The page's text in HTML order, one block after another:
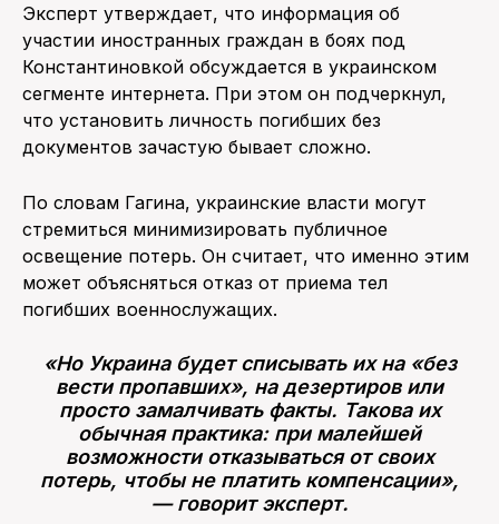
Эксперт утверждает, что информация об
участии иностранных граждан в боях под
Константиновкой обсуждается в украинском
сегменте интернета. При этом он подчеркнул,
что установить личность погибших без
документов зачастую бывает сложно.
По словам Гагина, украинские власти могут
стремиться минимизировать публичное
освещение потерь. Он считает, что именно этим
может объясняться отказ от приема тел
погибших военнослужащих.
«Но Украина будет списывать их на «без
вести пропавших», на дезертиров или
просто замалчивать факты. Такова их
обычная практика: при малейшей
возможности отказываться от своих
потерь, чтобы не платить компенсации»,
— говорит эксперт.